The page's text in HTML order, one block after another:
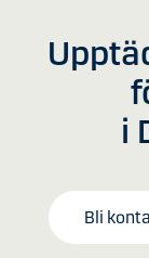
i
Bli